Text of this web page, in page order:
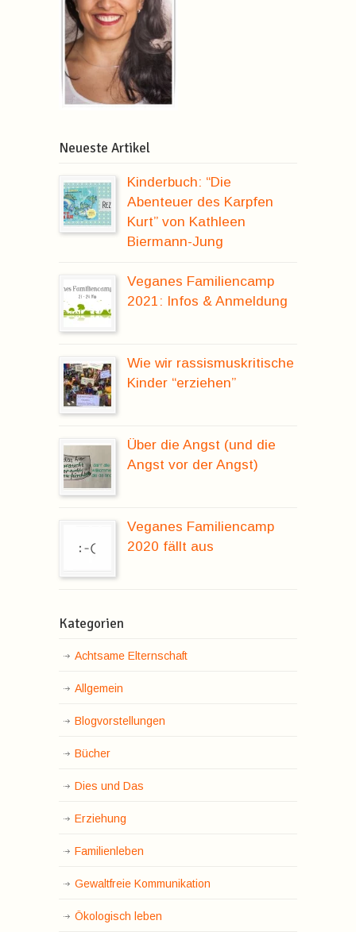
Neueste Artikel
Kinderbuch: “Die
Abenteuer des Karpfen
Kurt” von Kathleen
Biermann-Jung
Veganes Familiencamp
2021: Infos & Anmeldung
Wie wir rassismuskritische
Kinder “erziehen”
Über die Angst (und die
Angst vor der Angst)
Veganes Familiencamp
2020 fällt aus
Kategorien
Achtsame Elternschaft
Allgemein
Blogvorstellungen
Bücher
Dies und Das
Erziehung
Familienleben
Gewaltfreie Kommunikation
Ökologisch leben